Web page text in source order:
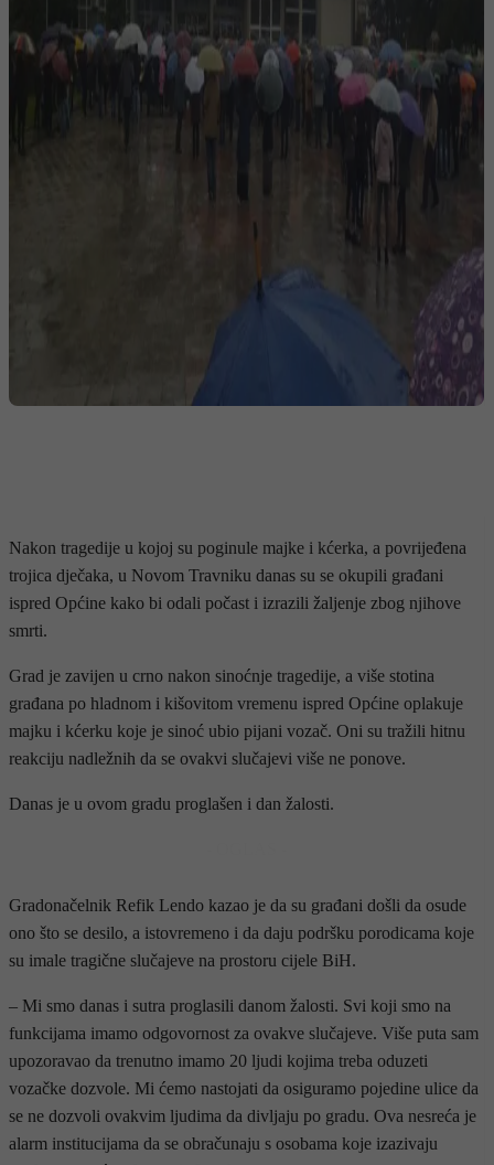
Nakon tragedije u kojoj su poginule majke i kćerka, a povrijeđena
trojica dječaka, u Novom Travniku danas su se okupili građani
ispred Općine kako bi odali počast i izrazili žaljenje zbog njihove
smrti.
Grad je zavijen u crno nakon sinoćnje tragedije, a više stotina
građana po hladnom i kišovitom vremenu ispred Općine oplakuje
majku i kćerku koje je sinoć ubio pijani vozač. Oni su tražili hitnu
reakciju nadležnih da se ovakvi slučajevi više ne ponove.
Danas je u ovom gradu proglašen i dan žalosti.
Gradonačelnik Refik Lendo kazao je da su građani došli da osude
ono što se desilo, a istovremeno i da daju podršku porodicama koje
su imale tragične slučajeve na prostoru cijele BiH.
– Mi smo danas i sutra proglasili danom žalosti. Svi koji smo na
funkcijama imamo odgovornost za ovakve slučajeve. Više puta sam
upozoravao da trenutno imamo 20 ljudi kojima treba oduzeti
vozačke dozvole. Mi ćemo nastojati da osiguramo pojedine ulice da
se ne dozvoli ovakvim ljudima da divljaju po gradu. Ova nesreća je
alarm institucijama da se obračunaju s osobama koje izazivaju